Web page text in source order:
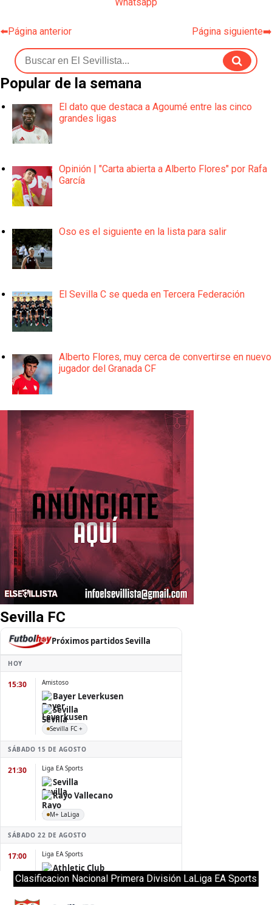
Whatsapp
⬅️Página anterior Página siguiente➡️
Popular de la semana
El dato que destaca a Agoumé entre las cinco
grandes ligas
Opinión | "Carta abierta a Alberto Flores" por Rafa
García
Oso es el siguiente en la lista para salir
El Sevilla C se queda en Tercera Federación
Alberto Flores, muy cerca de convertirse en nuevo
jugador del Granada CF
Sevilla FC
Clasificacion Nacional Primera División LaLiga EA Sports